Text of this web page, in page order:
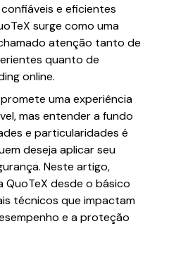
e eficientes
surge como uma
atenção tanto de
quanto de
online.
uma experiência
mas entender a fundo
e particularidades é
deseja aplicar seu
Neste artigo,
QuoTeX desde o básico
técnicos que impactam
e a proteção